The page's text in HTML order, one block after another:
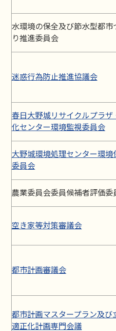
水環境の保全及び節水型都市
り推進委員会
迷惑行為防止推進協議会
春日大野城リサイクルプラザ
化センター環境監視委員会
大野城環境処理センター環境
委員会
農業委員会委員候補者評価委
空き家等対策審議会
都市計画審議会
都市計画マスタープラン及び
適正化計画専門会議